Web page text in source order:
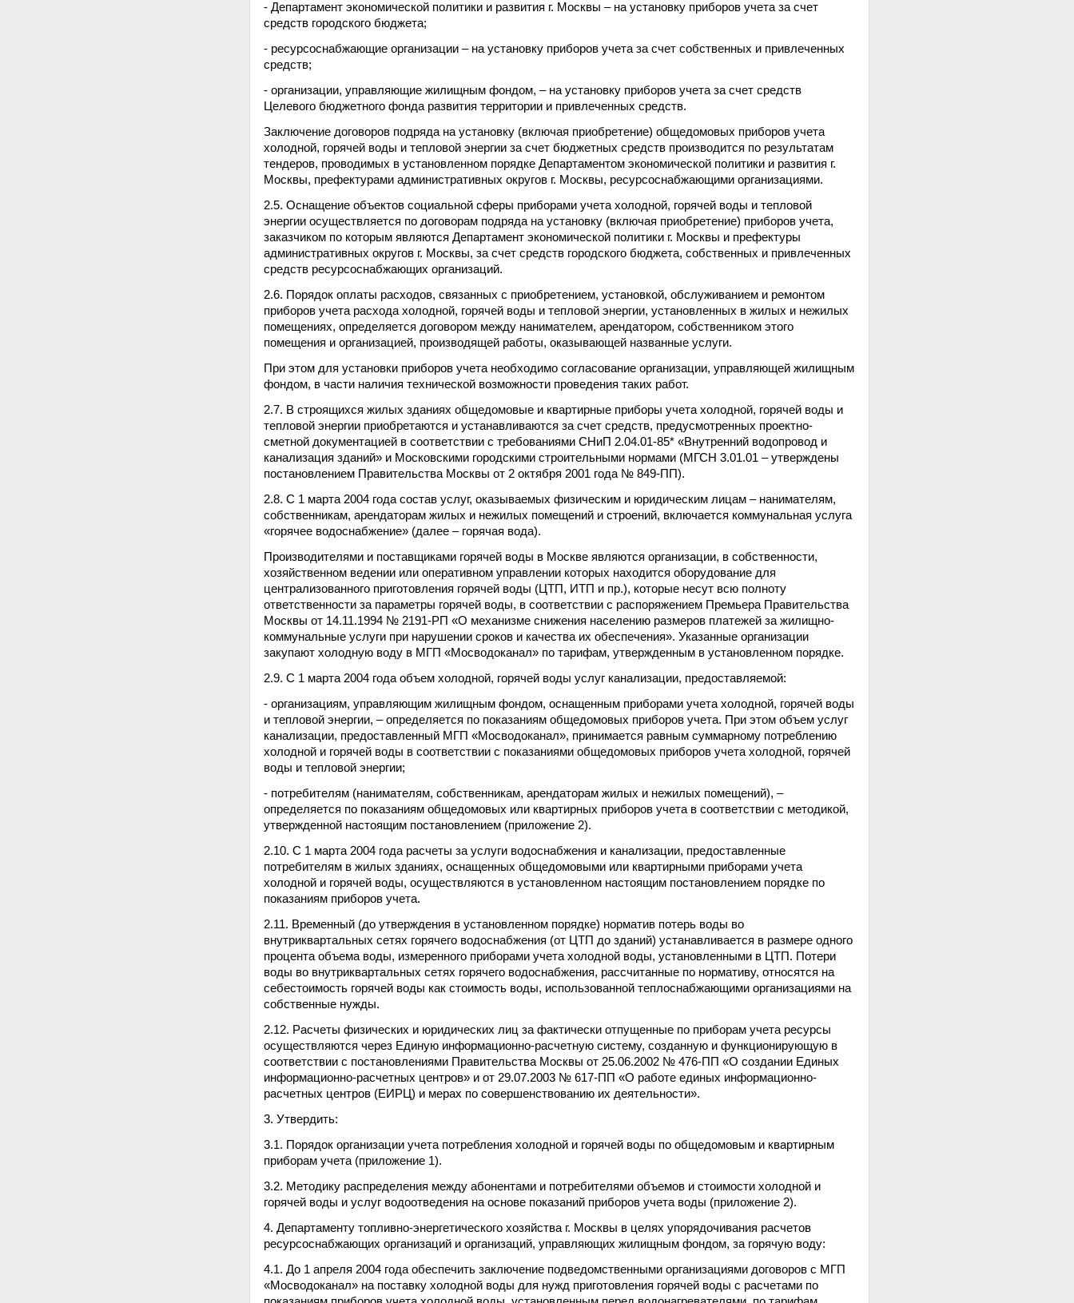
- Департамент экономической политики и развития г. Москвы – на установку приборов учета за счет
средств городского бюджета;
- ресурсоснабжающие организации – на установку приборов учета за счет собственных и привлеченных
средств;
- организации, управляющие жилищным фондом, – на установку приборов учета за счет средств
Целевого бюджетного фонда развития территории и привлеченных средств.
Заключение договоров подряда на установку (включая приобретение) общедомовых приборов учета
холодной, горячей воды и тепловой энергии за счет бюджетных средств производится по результатам
тендеров, проводимых в установленном порядке Департаментом экономической политики и развития г.
Москвы, префектурами административных округов г. Москвы, ресурсоснабжающими организациями.
2.5. Оснащение объектов социальной сферы приборами учета холодной, горячей воды и тепловой
энергии осуществляется по договорам подряда на установку (включая приобретение) приборов учета,
заказчиком по которым являются Департамент экономической политики г. Москвы и префектуры
административных округов г. Москвы, за счет средств городского бюджета, собственных и привлеченных
средств ресурсоснабжающих организаций.
2.6. Порядок оплаты расходов, связанных с приобретением, установкой, обслуживанием и ремонтом
приборов учета расхода холодной, горячей воды и тепловой энергии, установленных в жилых и нежилых
помещениях, определяется договором между нанимателем, арендатором, собственником этого
помещения и организацией, производящей работы, оказывающей названные услуги.
При этом для установки приборов учета необходимо согласование организации, управляющей жилищным
фондом, в части наличия технической возможности проведения таких работ.
2.7. В строящихся жилых зданиях общедомовые и квартирные приборы учета холодной, горячей воды и
тепловой энергии приобретаются и устанавливаются за счет средств, предусмотренных проектно-
сметной документацией в соответствии с требованиями СНиП 2.04.01-85* «Внутренний водопровод и
канализация зданий» и Московскими городскими строительными нормами (МГСН 3.01.01 – утверждены
постановлением Правительства Москвы от 2 октября 2001 года № 849-ПП).
2.8. С 1 марта 2004 года состав услуг, оказываемых физическим и юридическим лицам – нанимателям,
собственникам, арендаторам жилых и нежилых помещений и строений, включается коммунальная услуга
«горячее водоснабжение» (далее – горячая вода).
Производителями и поставщиками горячей воды в Москве являются организации, в собственности,
хозяйственном ведении или оперативном управлении которых находится оборудование для
централизованного приготовления горячей воды (ЦТП, ИТП и пр.), которые несут всю полноту
ответственности за параметры горячей воды, в соответствии с распоряжением Премьера Правительства
Москвы от 14.11.1994 № 2191-РП «О механизме снижения населению размеров платежей за жилищно-
коммунальные услуги при нарушении сроков и качества их обеспечения». Указанные организации
закупают холодную воду в МГП «Мосводоканал» по тарифам, утвержденным в установленном порядке.
2.9. С 1 марта 2004 года объем холодной, горячей воды услуг канализации, предоставляемой:
- организациям, управляющим жилищным фондом, оснащенным приборами учета холодной, горячей воды
и тепловой энергии, – определяется по показаниям общедомовых приборов учета. При этом объем услуг
канализации, предоставленный МГП «Мосводоканал», принимается равным суммарному потреблению
холодной и горячей воды в соответствии с показаниями общедомовых приборов учета холодной, горячей
воды и тепловой энергии;
- потребителям (нанимателям, собственникам, арендаторам жилых и нежилых помещений), –
определяется по показаниям общедомовых или квартирных приборов учета в соответствии с методикой,
утвержденной настоящим постановлением (приложение 2).
2.10. С 1 марта 2004 года расчеты за услуги водоснабжения и канализации, предоставленные
потребителям в жилых зданиях, оснащенных общедомовыми или квартирными приборами учета
холодной и горячей воды, осуществляются в установленном настоящим постановлением порядке по
показаниям приборов учета.
2.11. Временный (до утверждения в установленном порядке) норматив потерь воды во
внутриквартальных сетях горячего водоснабжения (от ЦТП до зданий) устанавливается в размере одного
процента объема воды, измеренного приборами учета холодной воды, установленными в ЦТП. Потери
воды во внутриквартальных сетях горячего водоснабжения, рассчитанные по нормативу, относятся на
себестоимость горячей воды как стоимость воды, использованной теплоснабжающими организациями на
собственные нужды.
2.12. Расчеты физических и юридических лиц за фактически отпущенные по приборам учета ресурсы
осуществляются через Единую информационно-расчетную систему, созданную и функционирующую в
соответствии с постановлениями Правительства Москвы от 25.06.2002 № 476-ПП «О создании Единых
информационно-расчетных центров» и от 29.07.2003 № 617-ПП «О работе единых информационно-
расчетных центров (ЕИРЦ) и мерах по совершенствованию их деятельности».
3. Утвердить:
3.1. Порядок организации учета потребления холодной и горячей воды по общедомовым и квартирным
приборам учета (приложение 1).
3.2. Методику распределения между абонентами и потребителями объемов и стоимости холодной и
горячей воды и услуг водоотведения на основе показаний приборов учета воды (приложение 2).
4. Департаменту топливно-энергетического хозяйства г. Москвы в целях упорядочивания расчетов
ресурсоснабжающих организаций и организаций, управляющих жилищным фондом, за горячую воду:
4.1. До 1 апреля 2004 года обеспечить заключение подведомственными организациями договоров с МГП
«Мосводоканал» на поставку холодной воды для нужд приготовления горячей воды с расчетами по